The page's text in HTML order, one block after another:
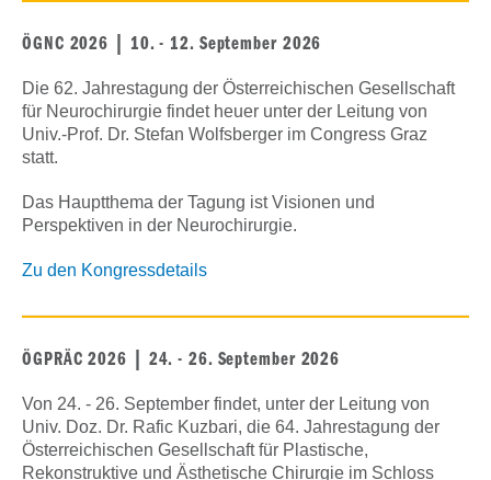
ÖGNC 2026 | 10. - 12. September 2026
Die 62. Jahrestagung der Österreichischen Gesellschaft
für Neurochirurgie findet heuer unter der Leitung von
Univ.-Prof. Dr. Stefan Wolfsberger im Congress Graz
statt.
Das Hauptthema der Tagung ist Visionen und
Perspektiven in der Neurochirurgie.
Zu den Kongressdetails
ÖGPRÄC 2026 | 24. - 26. September 2026
Von 24. - 26. September findet, unter der Leitung von
Univ. Doz. Dr. Rafic Kuzbari, die 64. Jahrestagung der
Österreichischen Gesellschaft für Plastische,
Rekonstruktive und Ästhetische Chirurgie im Schloss